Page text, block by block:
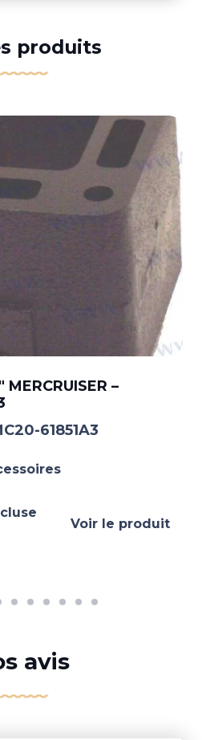
produits
MERCRUISER –
61851A3
Voir le produit
avis